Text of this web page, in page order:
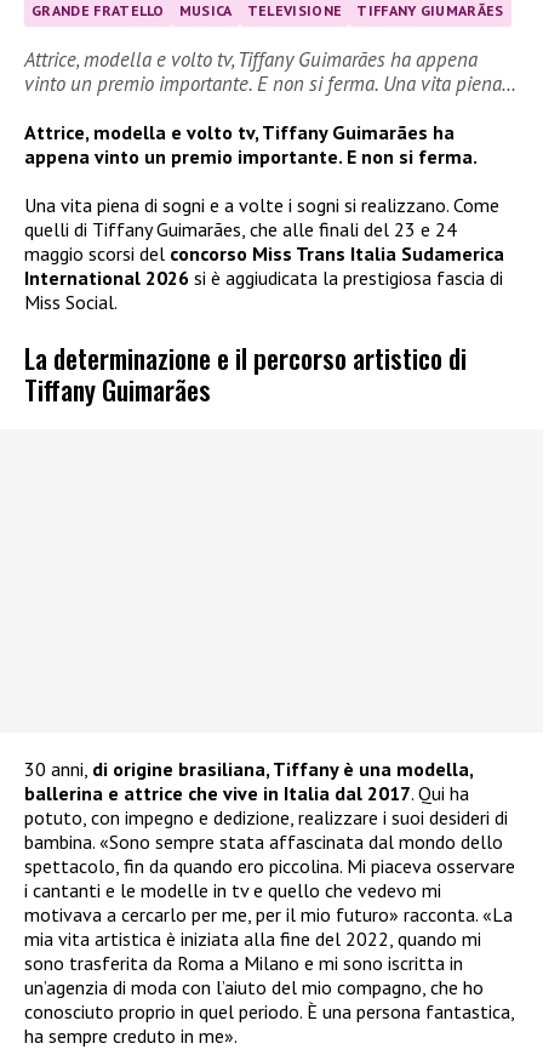
GRANDE FRATELLO MUSICA TELEVISIONE TIFFANY GIUMARÃES
Attrice, modella e volto tv, Tiffany Guimarães ha appena
vinto un premio importante. E non si ferma. Una vita piena…
Attrice, modella e volto tv, Tiffany Guimarães ha
appena vinto un premio importante. E non si ferma.
Una vita piena di sogni e a volte i sogni si realizzano. Come
quelli di Tiffany Guimarães, che alle finali del 23 e 24
maggio scorsi del concorso Miss Trans Italia Sudamerica
International 2026 si è aggiudicata la prestigiosa fascia di
Miss Social.
La determinazione e il percorso artistico di
Tiffany Guimarães
30 anni, di origine brasiliana, Tiffany è una modella,
ballerina e attrice che vive in Italia dal 2017. Qui ha
potuto, con impegno e dedizione, realizzare i suoi desideri di
bambina. «Sono sempre stata affascinata dal mondo dello
spettacolo, fin da quando ero piccolina. Mi piaceva osservare
i cantanti e le modelle in tv e quello che vedevo mi
motivava a cercarlo per me, per il mio futuro» racconta. «La
mia vita artistica è iniziata alla fine del 2022, quando mi
sono trasferita da Roma a Milano e mi sono iscritta in
un’agenzia di moda con l’aiuto del mio compagno, che ho
conosciuto proprio in quel periodo. È una persona fantastica,
ha sempre creduto in me».